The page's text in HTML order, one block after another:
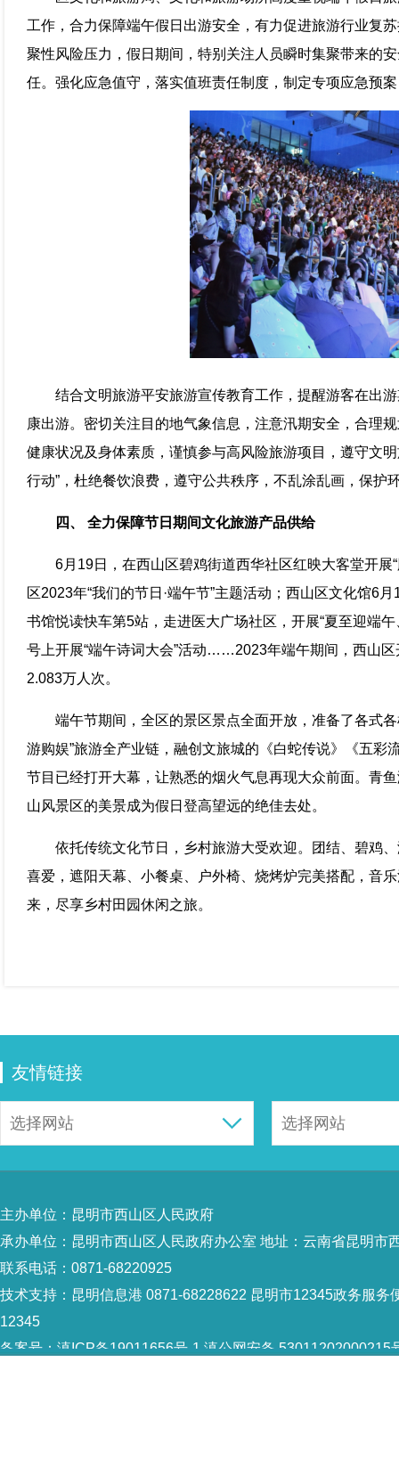
工作，合力保障端午假日出游安全，有力促进旅游行业复
聚性风险压力，假日期间，特别关注人员瞬时集聚带来的
任。强化应急值守，落实值班责任制度，制定专项应急预
结合文明旅游平安旅游宣传教育工作，提醒游客在出
康出游。密切关注目的地气象信息，注意汛期安全，合理
健康状况及身体素质，谨慎参与高风险旅游项目，遵守文
行动”，杜绝餐饮浪费，遵守公共秩序，不乱涂乱画，保
四、 全力保障节日期间文化旅游产品供给
6月19日，在西山区碧鸡街道西华社区红映大客堂开
区2023年“我们的节日·端午节”主题活动；西山区文化馆6
书馆悦读快车第5站，走进医大广场社区，开展“夏至迎端
号上开展“端午诗词大会”活动……2023年端午期间，西山区
2.083万人次。
端午节期间，全区的景区景点全面开放，准备了各式
游购娱”旅游全产业链，融创文旅城的《白蛇传说》《五
节目已经打开大幕，让熟悉的烟火气息再现大众前面。青
山风景区的美景成为假日登高望远的绝佳去处。
依托传统文化节日，乡村旅游大受欢迎。团结、碧鸡
喜爱，遮阳天幕、小餐桌、户外椅、烧烤炉完美搭配，音
来，尽享乡村田园休闲之旅。
友情链接
主办单位：昆明市西山区人民政府
承办单位：昆明市西山区人民政府办公室 地址：云南省昆明市
联系电话：0871-68220925
技术支持： 昆明信息港 0871-68228622 昆明市12345政务服务
12345
备案号： 滇ICP备19011656号-1 滇公网安备 53011202000215